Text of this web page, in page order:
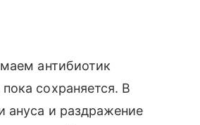
антибиотик
сохраняется. В
ануса и раздражение